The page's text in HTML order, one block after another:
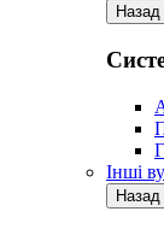
Назад
Iнші
Назад